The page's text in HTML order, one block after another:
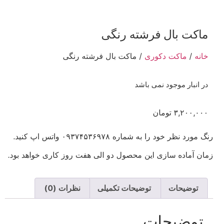
ماکت بال فرشته رنگی
خانه / ماکت دکوری / ماکت بال فرشته رنگی
در انبار موجود نمی باشد
۳,۲۰۰,۰۰۰ تومان
رنگ مورد نظر خود را به شماره ۰۹۳۷۴۵۳۶۹۷۸ واتس اپ کنید.
زمان آماده سازی این محصول دو الی هفت روز کاری خواهد بود.
توضیحات توضیحات تکمیلی نظرات (0)